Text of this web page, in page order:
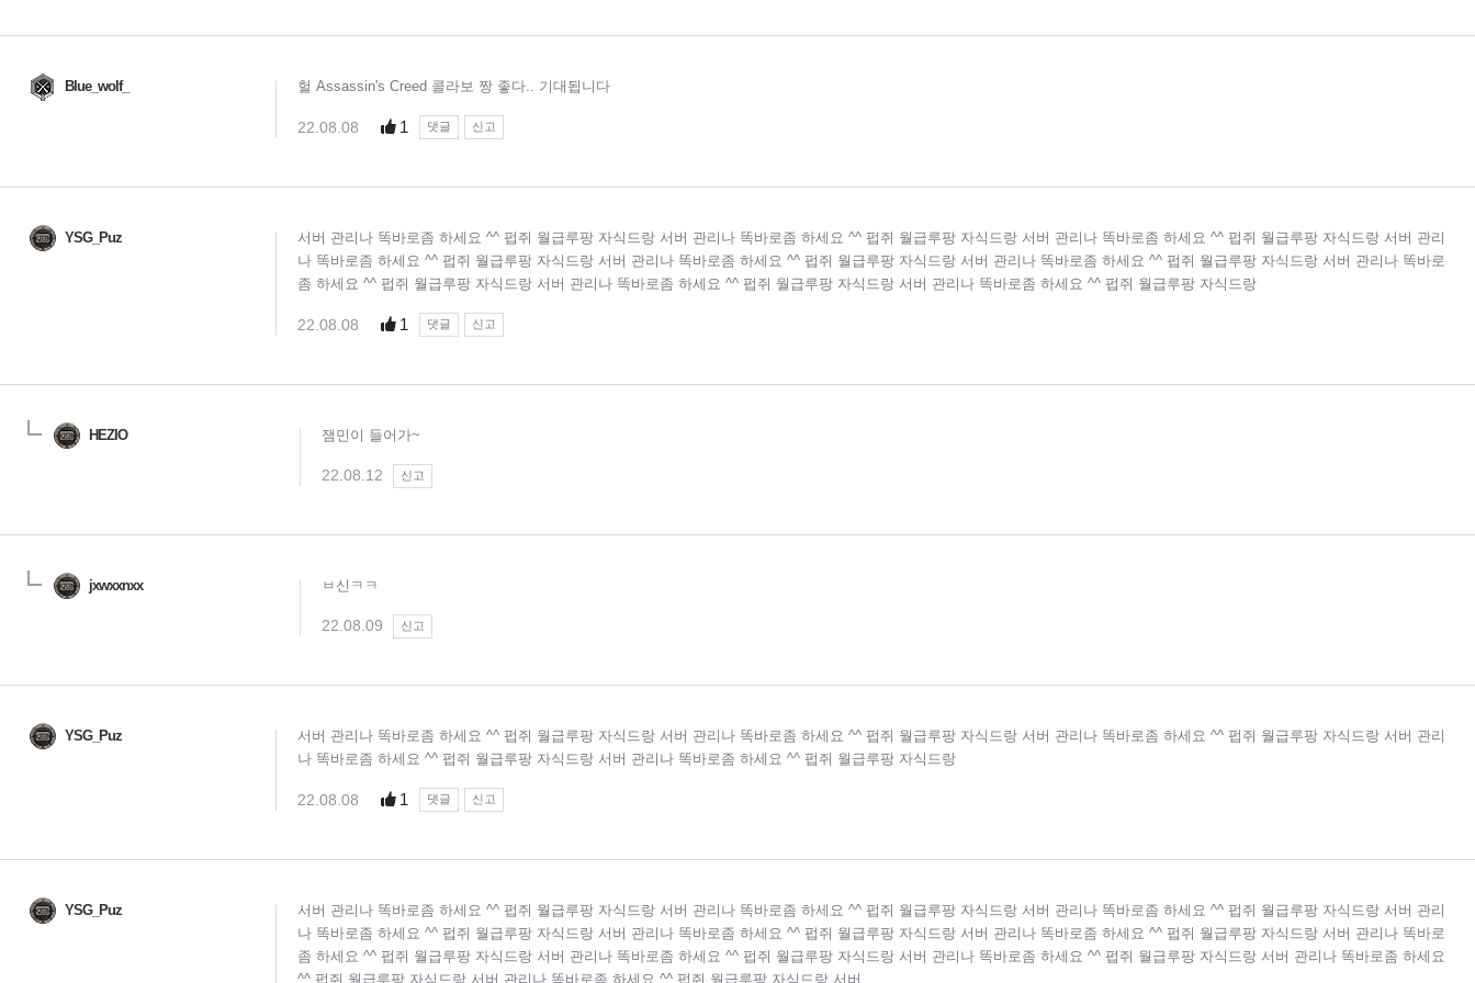
Blue_wolf_ 헐 Assassin's Creed 콜라보 짱 좋다.. 기대됩니다
22.08.08 1 댓글 신고
YSG_Puz
서버 관리나 똑바로좀 하세요 ^^ 펍쥐 월급루팡 자식드랑 서버 관리나 똑바로좀 하세요 ^^ 펍쥐 월급루팡 자식드랑 서버 관리나 똑바로좀 하세요 ^^ 펍쥐 월급루팡 자식드랑 서버 관리
나 똑바로좀 하세요 ^^ 펍쥐 월급루팡 자식드랑 서버 관리나 똑바로좀 하세요 ^^ 펍쥐 월급루팡 자식드랑 서버 관리나 똑바로좀 하세요 ^^ 펍쥐 월급루팡 자식드랑 서버 관리나 똑바로
좀 하세요 ^^ 펍쥐 월급루팡 자식드랑 서버 관리나 똑바로좀 하세요 ^^ 펍쥐 월급루팡 자식드랑 서버 관리나 똑바로좀 하세요 ^^ 펍쥐 월급루팡 자식드랑
22.08.08 1 댓글 신고
HEZIO 잼민이 들어가~
22.08.12 신고
jxwxxnxx ㅂ신ㅋㅋ
22.08.09 신고
YSG_Puz
서버 관리나 똑바로좀 하세요 ^^ 펍쥐 월급루팡 자식드랑 서버 관리나 똑바로좀 하세요 ^^ 펍쥐 월급루팡 자식드랑 서버 관리나 똑바로좀 하세요 ^^ 펍쥐 월급루팡 자식드랑 서버 관리
나 똑바로좀 하세요 ^^ 펍쥐 월급루팡 자식드랑 서버 관리나 똑바로좀 하세요 ^^ 펍쥐 월급루팡 자식드랑
22.08.08 1 댓글 신고
YSG_Puz
서버 관리나 똑바로좀 하세요 ^^ 펍쥐 월급루팡 자식드랑 서버 관리나 똑바로좀 하세요 ^^ 펍쥐 월급루팡 자식드랑 서버 관리나 똑바로좀 하세요 ^^ 펍쥐 월급루팡 자식드랑 서버 관리
나 똑바로좀 하세요 ^^ 펍쥐 월급루팡 자식드랑 서버 관리나 똑바로좀 하세요 ^^ 펍쥐 월급루팡 자식드랑 서버 관리나 똑바로좀 하세요 ^^ 펍쥐 월급루팡 자식드랑 서버 관리나 똑바로
좀 하세요 ^^ 펍쥐 월급루팡 자식드랑 서버 관리나 똑바로좀 하세요 ^^ 펍쥐 월급루팡 자식드랑 서버 관리나 똑바로좀 하세요 ^^ 펍쥐 월급루팡 자식드랑 서버 관리나 똑바로좀 하세요
^^ 펍쥐 월급루팡 자식드랑 서버 관리나 똑바로좀 하세요 ^^ 펍쥐 월급루팡 자식드랑 서버